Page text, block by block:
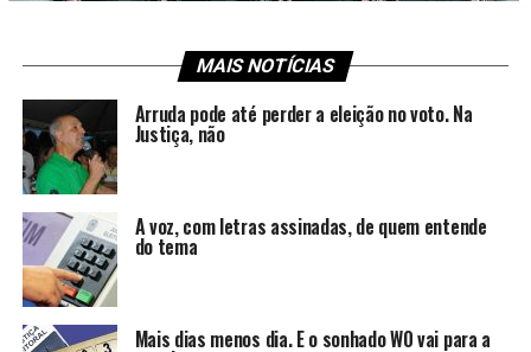
MAIS NOTÍCIAS
Arruda pode até perder a eleição no voto. Na
Justiça, não
A voz, com letras assinadas, de quem entende
do tema
Mais dias menos dia. E o sonhado W0 vai para a